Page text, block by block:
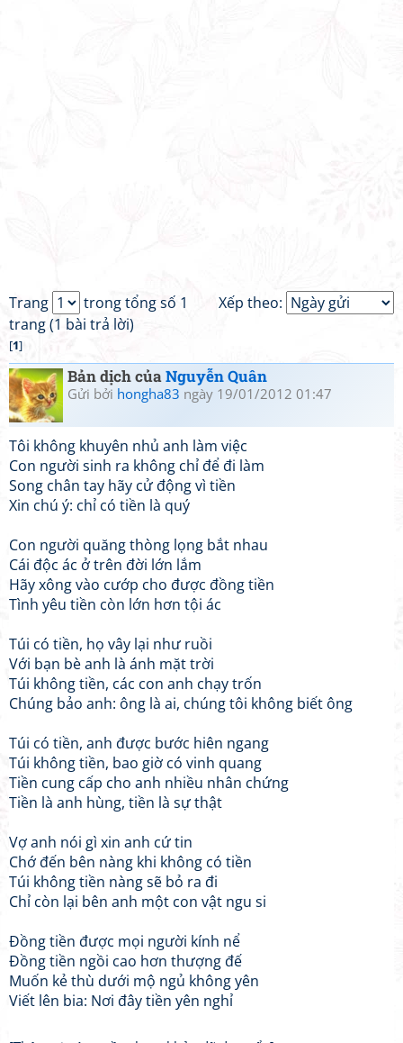
Xếp theo:
Trang
trong tổng số 1
trang (1 bài trả lời)
[1]
Bản dịch củaNguyễn Quân
Gửi bởi hongha83 ngày 19/01/2012 01:47
Tôi không khuyên nhủ anh làm việc
Con người sinh ra không chỉ để đi làm
Song chân tay hãy cử động vì tiền
Xin chú ý: chỉ có tiền là quý
Con người quăng thòng lọng bắt nhau
Cái độc ác ở trên đời lớn lắm
Hãy xông vào cướp cho được đồng tiền
Tình yêu tiền còn lớn hơn tội ác
Túi có tiền, họ vây lại như ruồi
Với bạn bè anh là ánh mặt trời
Túi không tiền, các con anh chạy trốn
Chúng bảo anh: ông là ai, chúng tôi không biết ông
Túi có tiền, anh được bước hiên ngang
Túi không tiền, bao giờ có vinh quang
Tiền cung cấp cho anh nhiều nhân chứng
Tiền là anh hùng, tiền là sự thật
Vợ anh nói gì xin anh cứ tin
Chớ đến bên nàng khi không có tiền
Túi không tiền nàng sẽ bỏ ra đi
Chỉ còn lại bên anh một con vật ngu si
Đồng tiền được mọi người kính nể
Đồng tiền ngồi cao hơn thượng đế
Muốn kẻ thù dưới mộ ngủ không yên
Viết lên bia: Nơi đây tiền yên nghỉ